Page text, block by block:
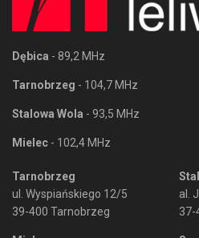
Dębica - 89,2 MHz
Tarnobrzeg - 104,7 MHz
Stalowa Wola - 93,5 MHz
Mielec - 102,4 MHz
Tarnobrzeg
ul. Wyspiańskiego 12/5
39-400 Tarnobrzeg
al.
37-